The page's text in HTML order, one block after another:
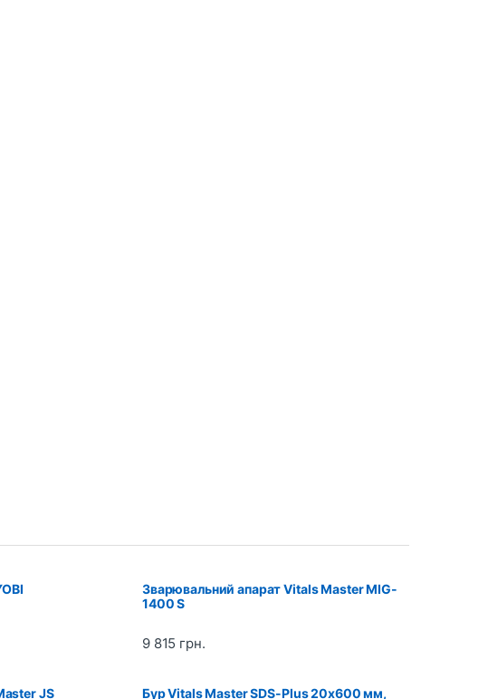
Зварювальний апарат Vitals Master MIG-
1400 S
9 815 грн.
JS
Бур Vitals Master SDS-Plus 20х600 мм,